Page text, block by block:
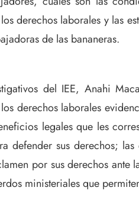
derechos laborales y las
de las bananeras.
del IEE, Anahi
derechos laborales
legales que les
defender sus derechos;
por sus derechos
ministeriales que